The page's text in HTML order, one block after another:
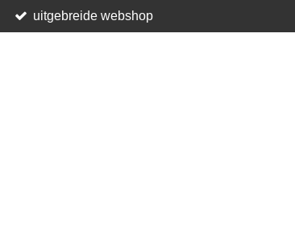
uitgebreide webshop